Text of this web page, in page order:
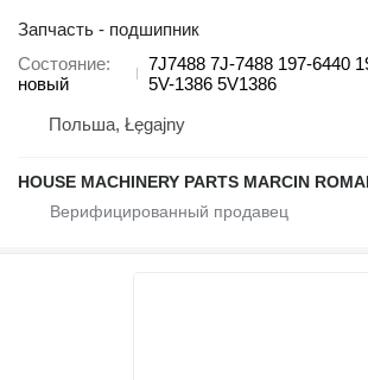
Запчасть - подшипник
Состояние
новый
7J7488 7J-7488 197-6440
5V-1386 5V1386
Польша, Łęgajny
HOUSE MACHINERY PARTS MARCIN